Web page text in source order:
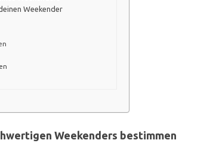
Weekender
Weekenders bestimmen